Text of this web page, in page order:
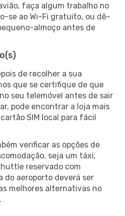
faça algum trabalho no
se ao Wi-Fi gratuito, ou dê-
almoço antes de
de recolher a sua
que se certifique de que
seu telemóvel antes de sair
pode encontrar a loja mais
SIM local para fácil
verificar as opções de
seja um táxi,
reservado com
do aeroporto deverá ser
melhores alternativas no